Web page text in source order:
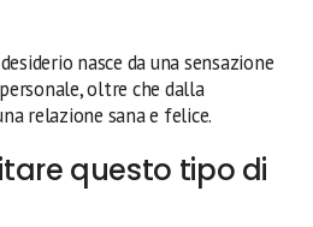
nasce da una sensazione
oltre che dalla
relazione sana e felice.
questo tipo di